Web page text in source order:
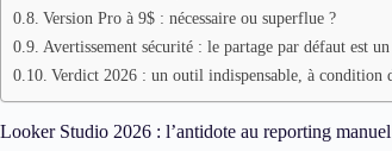
Version Pro à 9$ : nécessaire ou superflue ?
Avertissement sécurité : le partage par défaut est
Verdict 2026 : un outil indispensable, à condition
Looker Studio 2026 : l’antidote au reporting manuel